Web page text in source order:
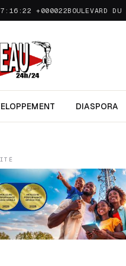
+000022BOULEVARD
DIASPORA